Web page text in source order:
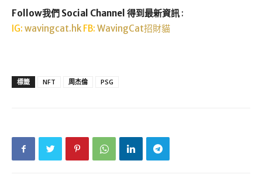
Follow我們 Social Channel 得到最新資訊 :
IG: wavingcat.hk FB: WavingCat招財貓
標籤 NFT 周杰倫 PSG